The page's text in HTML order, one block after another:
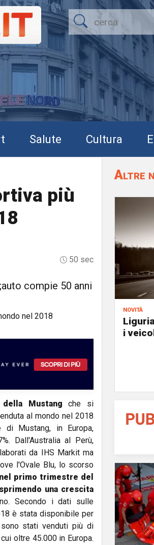
Salute Cultura
più
50 sec
compie 50 anni
Mustang che si
al mondo nel 2018
di Mustang, in Europa,
Dall'Australia al Perù,
da IHS Markit ma
l'Ovale Blu, lo scorso
primo trimestre del
una crescita
Secondo i dati sulle
è stata disponibile per
stati venduti più di
oltre 45.000 in Europa.
Altre
novità
i